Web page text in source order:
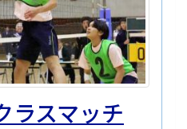
ラスマッチ